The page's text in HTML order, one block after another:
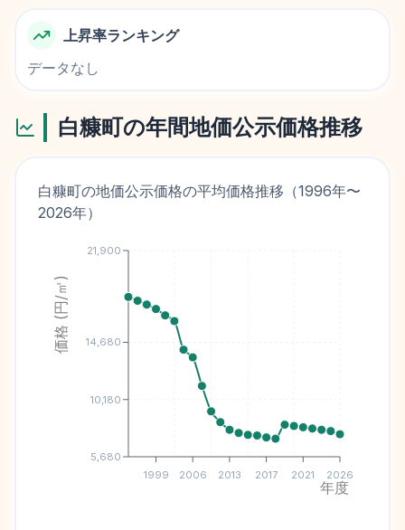
上昇率ランキング
データなし
白糠町の年間地価公示価格推移
白糠町の地価公示価格の平均価格推移（1996年〜
2026年）
1999 2006 2013 2017 2021 2026
年度
5,680
10,180
14,680
21,900
価格 (円/㎡)